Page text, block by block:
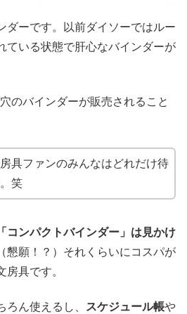
ダーです。以前ダイソーではルー
ている状態で肝心なバインダーが
のバインダーが販売されること
具ファンのみんなはどれだけ待
笑
コンパクトバインダー」は見かけ
（懇願！？）それくらいにコスパが
具です。
ろん使えるし、 スケジュール帳や